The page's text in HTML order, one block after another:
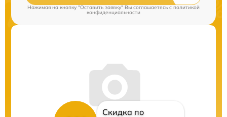
Нажимая на кнопку "Оставить заявку" Вы соглашаетесь c политикой
конфиденциальности
Скидка по